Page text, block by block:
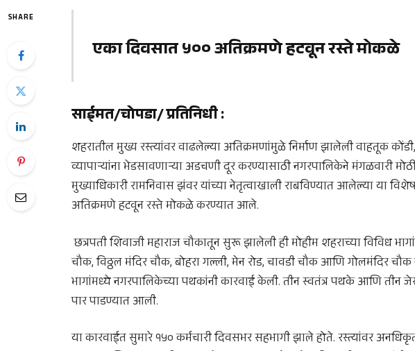
SHARE
एका दिवसात ५०० अतिक्रमणे हटवून रस्ते मोकळे
साईमत/चोपडा/ प्रतिनिधी:
शहरातील मुख्य रस्त्यांवर वाढलेल्या अतिक्रमणांमुळे निर्माण झालेली वाहतूक
व्यापाऱ्यांना भेडसावणाऱ्या अडचणी दूर करण्यासाठी नगरपालिकेने मंगळवारी
मुख्याधिकारी रामनिवास झंवर यांच्या नेतृत्वाखाली राबविण्यात आलेल्या या
अतिक्रमणे हटवून रस्ते मोकळे करण्यात आले.
छत्रपती शिवाजी महाराज चौकातून सुरू झालेली ही मोहीम शहराच्या विविध
चौक, विठ्ठल मंदिर चौक, बोहरा गल्ली, मेन रोड, चावडी चौक आणि गोलमंदिर चौक
भागांमध्ये नगरपालिकेच्या पथकांनी कारवाई केली. तीन स्वतंत्र पथके आणि तीन
पार पाडण्यात आली.
या कारवाईत सुमारे १५० कर्मचारी दिवसभर सहभागी झाले होते. रस्त्यांवर